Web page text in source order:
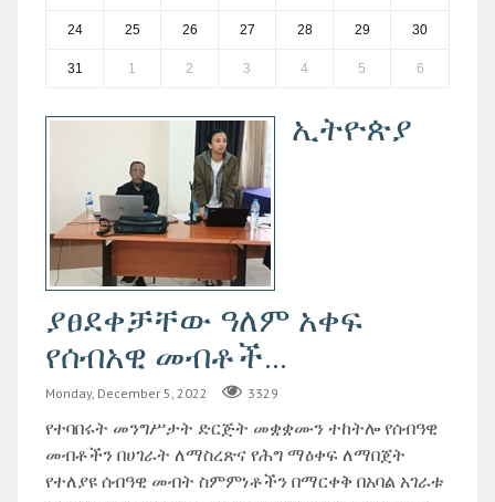
24 25 26 27 28 29 30
31 1 2 3 4 5 6
ኢትዮጵያ
ያፀደቀቻቸው ዓለም አቀፍ
የሰብአዊ መብቶች...
Monday, December 5, 2022 3329
የተባበሩት መንግሥታት ድርጅት መቋቋሙን ተከትሎ የሰብዓዊ
መብቶችን በሀገራት ለማስረጽና የሕግ ማዕቀፍ ለማበጀት
የተለያዩ ሰብዓዊ መብት ስምምነቶችን በማርቀቅ በአባል አገራቱ